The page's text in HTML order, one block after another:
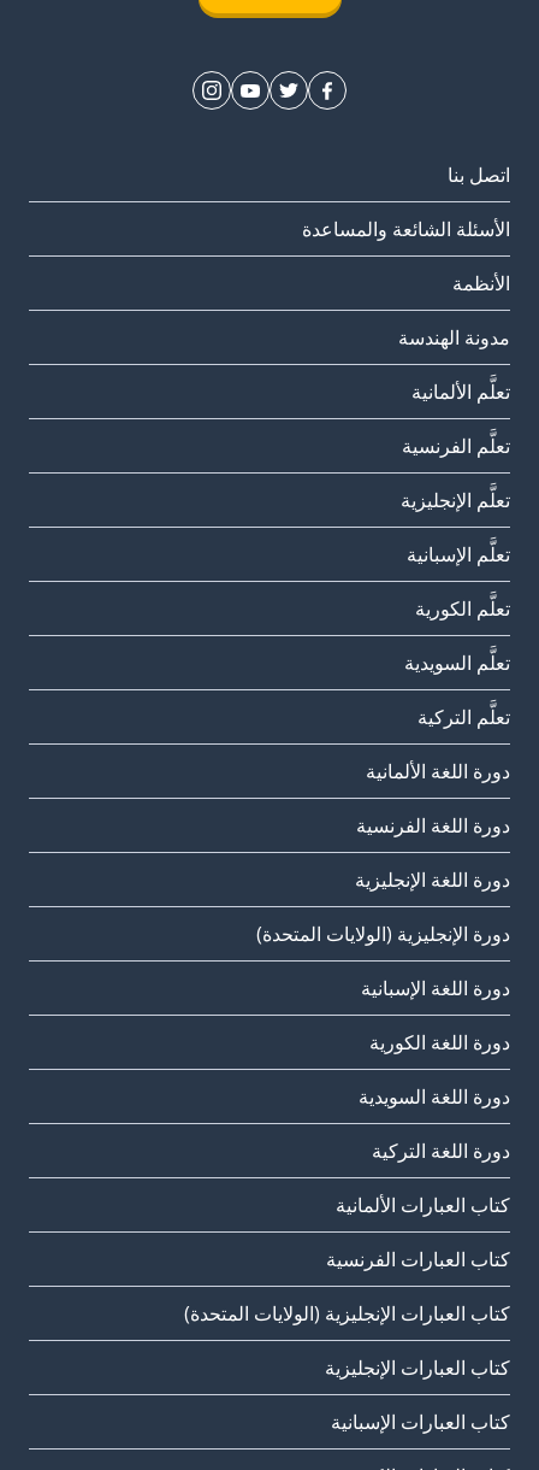
اتصل بنا
الأسئلة الشائعة والمساعدة
الأنظمة
مدونة الهندسة
تعلَّم الألمانية
تعلَّم الفرنسية
تعلَّم الإنجليزية
تعلَّم الإسبانية
تعلَّم الكورية
تعلَّم السويدية
تعلَّم التركية
دورة اللغة الألمانية
دورة اللغة الفرنسية
دورة اللغة الإنجليزية
دورة الإنجليزية (الولايات المتحدة)
دورة اللغة الإسبانية
دورة اللغة الكورية
دورة اللغة السويدية
دورة اللغة التركية
كتاب العبارات الألمانية
كتاب العبارات الفرنسية
كتاب العبارات الإنجليزية (الولايات المتحدة)
كتاب العبارات الإنجليزية
كتاب العبارات الإسبانية